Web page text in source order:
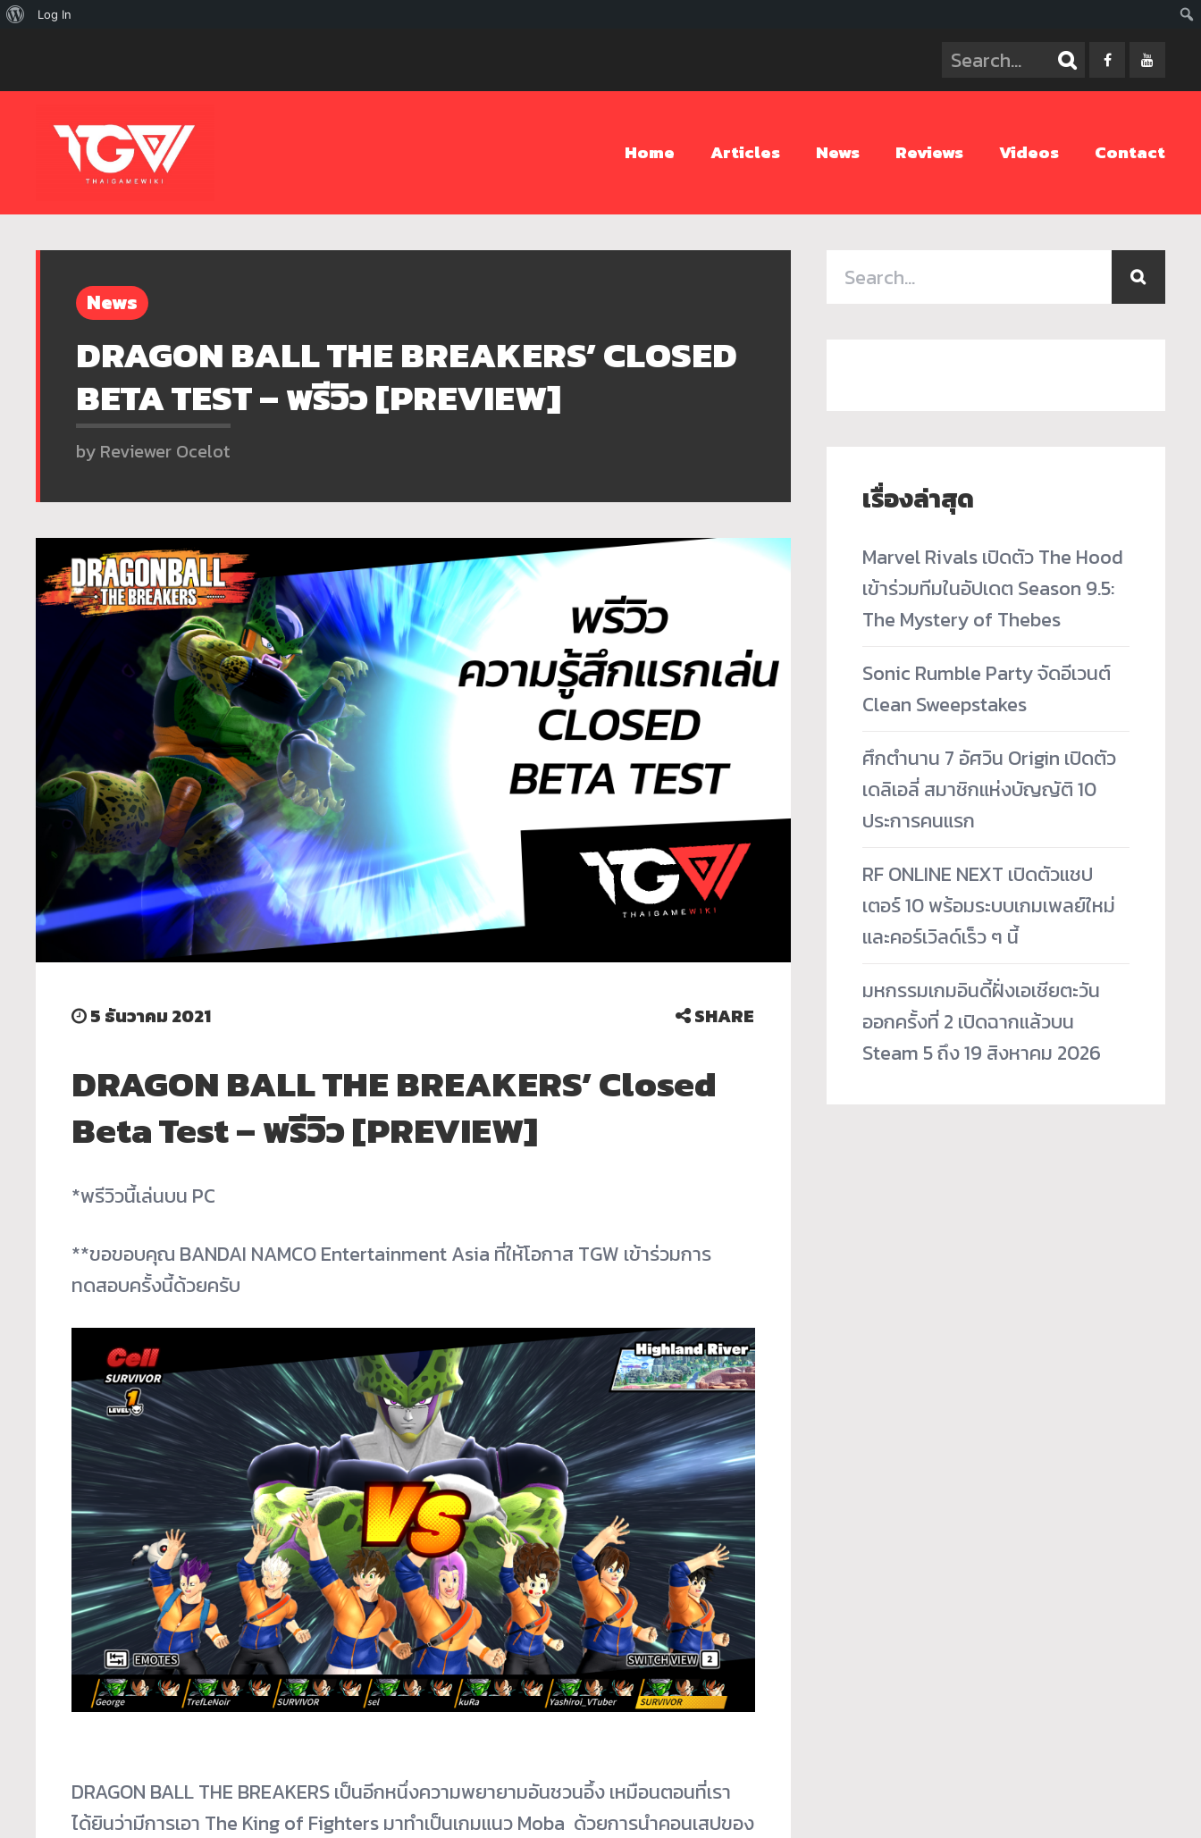
Home Articles News Reviews Videos Contact
News
DRAGON BALL THE BREAKERS’ CLOSED
BETA TEST – พรีวิว [PREVIEW]
by Reviewer Ocelot
5 ธันวาคม 2021 SHARE
DRAGON BALL THE BREAKERS’ Closed
Beta Test – พรีวิว [PREVIEW]
*พรีวิวนี้เล่นบน PC
**ขอขอบคุณ BANDAI NAMCO Entertainment Asia ที่ให้โอกาส TGW เข้าร่วมการ
ทดสอบครั้งนี้ด้วยครับ
DRAGON BALL THE BREAKERS เป็นอีกหนึ่งความพยายามอันชวนอึ้ง เหมือนตอนที่เรา
ได้ยินว่ามีการเอา The King of Fighters มาทำเป็นเกมแนว Moba ด้วยการนำคอนเสปของ
เรื่องล่าสุด
Marvel Rivals เปิดตัว The Hood
เข้าร่วมทีมในอัปเดต Season 9.5:
The Mystery of Thebes
Sonic Rumble Party จัดอีเวนต์
Clean Sweepstakes
ศึกตำนาน 7 อัศวิน Origin เปิดตัว
เดลิเอลี่ สมาชิกแห่งบัญญัติ 10
ประการคนแรก
RF ONLINE NEXT เปิดตัวแชป
เตอร์ 10 พร้อมระบบเกมเพลย์ใหม่
และคอร์เวิลด์เร็ว ๆ นี้
มหกรรมเกมอินดี้ฝั่งเอเชียตะวัน
ออกครั้งที่ 2 เปิดฉากแล้วบน
Steam 5 ถึง 19 สิงหาคม 2026
เกี่ยวLog In